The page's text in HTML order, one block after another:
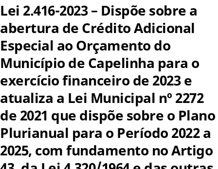
Lei 2.416-2023 – Dispõe sobre a
abertura de Crédito Adicional
Especial ao Orçamento do
Município de Capelinha para o
exercício financeiro de 2023 e
atualiza a Lei Municipal nº 2272
de 2021 que dispõe sobre o Plano
Plurianual para o Período 2022 a
2025, com fundamento no Artigo